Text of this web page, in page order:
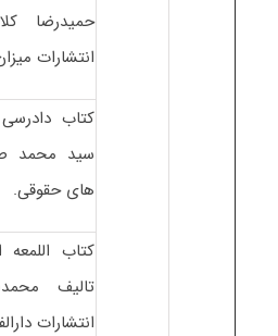
حمیدرضا
انتشارات
کتاب
سید محمد
های حقوقی.
تالیف
انتشارات